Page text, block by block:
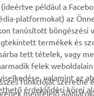
aki a legújabb
stb. értesül.
például a
platformokat) az
tanúsított böngészési
termékek és
tett tételek, vagy
felek
valamint az
érdeklődési körei
funkcióját szeretné
megfelelő